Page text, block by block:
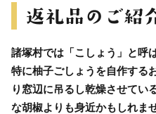
諸塚村では「こしょう」と呼
特に柚子ごしょうを自作する
り窓辺に吊るし乾燥させてい
な胡椒よりも身近かもしれませ